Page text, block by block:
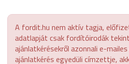
A fordit.hu nem aktív tagja,
adatlapját csak fordítóirodák
ajánlatkérésekről azonnali e-
ajánlatkérés egyedüli címzettje,